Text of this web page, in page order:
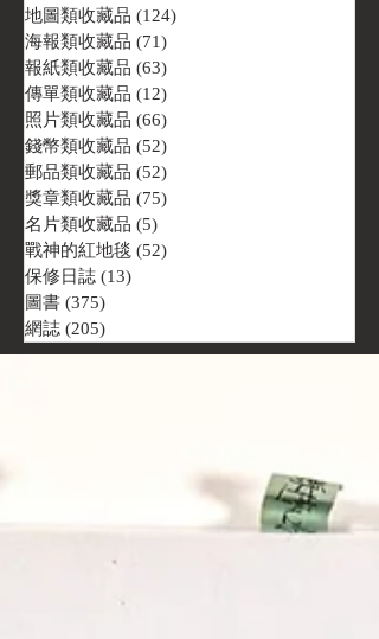
地圖類收藏品 (124)
海報類收藏品 (71)
報紙類收藏品 (63)
傳單類收藏品 (12)
照片類收藏品 (66)
錢幣類收藏品 (52)
郵品類收藏品 (52)
獎章類收藏品 (75)
名片類收藏品 (5)
戰神的紅地毯 (52)
保修日誌 (13)
圖書 (375)
網誌 (205)